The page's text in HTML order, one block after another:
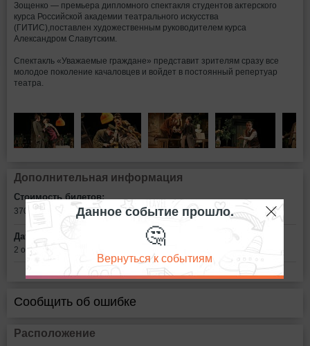
Зощенко — премьера дипломного спектакля студентов актерского
курса Российской академии театрального искусства
(ГИТИС),поставлен художественным руководителем курса
Александром Славутским.
Спектакль «Уважаемые граждане» представит зрителям сразу все
молодое поколение качаловцев и войдет в постоянный репертуар
театра.
Дополнительная информация
Стоимость билетов:
370 - 630 рублей
Дата:
2 октября в 18:00
Сообщить об ошибке
Расположение
Данное событие прошло.
🤔
Вернуться к событиям